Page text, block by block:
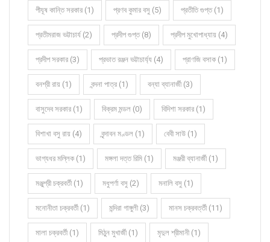
পীযূষ কান্তি সরকার (1) প্রণব কুমার বসু (5) প্রতীতি গুপ্ত (1)
প্রতীমরাজ ভট্টাচার্য (2) প্রদীপ গুপ্ত (8) প্রদীপ মুখোপাধ্যায় (4)
প্রদীপ সরকার (3) প্রভাত রঞ্জন ভট্টাচার্য্য (4) প্রাণজি বসাক (1)
বনশ্রী রায় (1) বন্দনা পাত্র (1) বন্যা ব্যানার্জী (3)
বাসুদেব সরকার (1) বিক্রম মন্ডল (0) বিদিশা সরকার (1)
বিশাখা বসু রায় (4) বৃন্দাবন মণ্ডল (1) বেবী সাউ (1)
ভাগ্যধর মল্লিক (1) মঙ্গলা দত্ত রিমি (1) মঞ্জরী ব্যানার্জী (1)
মঞ্জুশ্রী চক্রবর্তী (1) মধুপর্ণা বসু (2) মনালি বসু (1)
মনোনীতা চক্রবর্তী (1) মন্দিরা গাঙ্গুলী (3) মানস চক্রবর্ত্তী (11)
মালা চক্রবর্তী (1) মিঠুন মুখার্জী (1) মৃদুল শ্রীমানী (1)